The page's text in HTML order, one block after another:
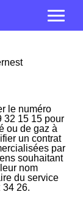
le numéro
32 15 15 pour
ou de gaz à
un contrat
par
souhaitant
nom
du service
34 26.